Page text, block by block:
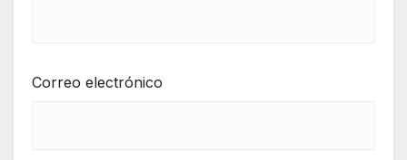
Correo electrónico